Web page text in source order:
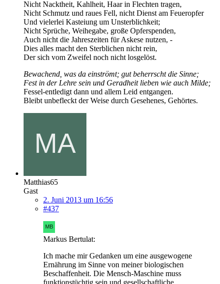
Nicht Nacktheit, Kahlheit, Haar in Flechten tragen,
Nicht Schmutz und raues Fell, nicht Dienst am Feueropfer
Und vielerlei Kasteiung um Unsterblichkeit;
Nicht Sprüche, Weihegabe, große Opferspenden,
Auch nicht die Jahreszeiten für Askese nutzen, -
Dies alles macht den Sterblichen nicht rein,
Der sich vom Zweifel noch nicht losgelöst.
Bewachend, was da einströmt; gut beherrscht die Sinne;
Fest in der Lehre sein und Geradheit lieben wie auch Milde;
Fessel-entledigt dann und allem Leid entgangen.
Bleibt unbefleckt der Weise durch Gesehenes, Gehörtes.
Matthias65
Gast
2. Juni 2013 um 16:56
#437
Markus Bertulat:
Ich mache mir Gedanken um eine ausgewogene
Ernährung im Sinne von meiner biologischen
Beschaffenheit. Die Mensch-Maschine muss
funktionstüchtig sein und gesellschaftliche